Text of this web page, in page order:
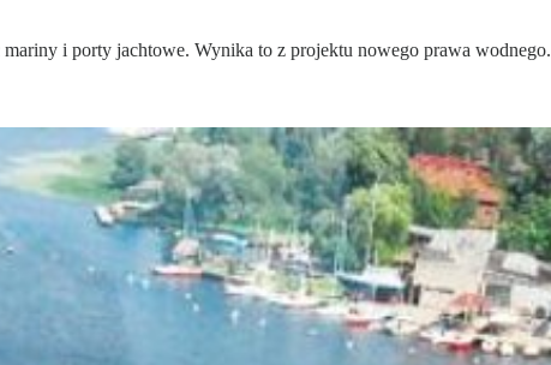
i porty jachtowe. Wynika to z projektu nowego prawa wodnego.